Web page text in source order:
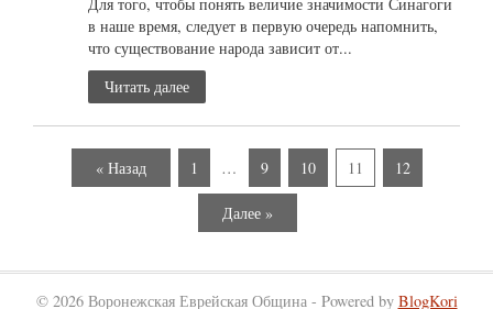
Для того, чтобы понять величие значимости Синагоги
в наше время, следует в первую очередь напомнить,
что существование народа зависит от...
Читать далее
« Назад 1 … 9 10 11 12
Далее »
© 2026 Воронежская Еврейская Община - Powered by BlogKori